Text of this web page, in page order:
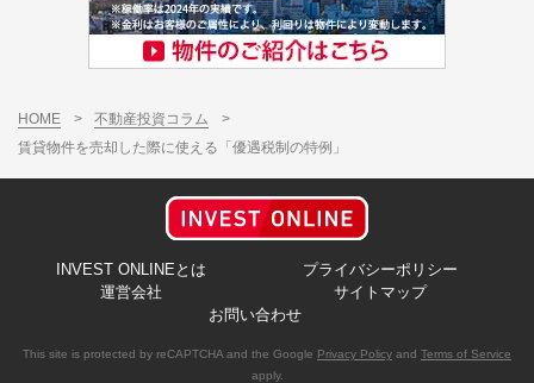
HOME > 不動産投資コラム
>
賃貸物件を売却した際に使える「優遇税制の特例」
INVEST ONLINEとは
プライバシーポリシー
運営会社
サイトマップ
お問い合わせ
This site is protected by reCAPTCHA and the Google Privacy Policy and Terms of Service
apply.